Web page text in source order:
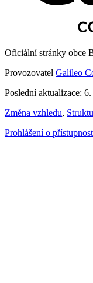
Oficiální stránky obce
Provozovatel Galileo
Poslední aktualizace:
Změna vzhledu,
Prohlášení o